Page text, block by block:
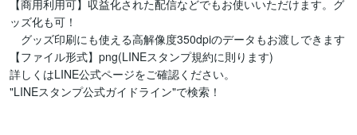
【商用利用可】収益化された配信などでもお使いいただけます。グ
ッズ化も可！
グッズ印刷にも使える高解像度350dpiのデータもお渡しできます
【ファイル形式】png(LINEスタンプ規約に則ります)
詳しくはLINE公式ページをご確認ください。
"LINEスタンプ公式ガイドライン"で検索！